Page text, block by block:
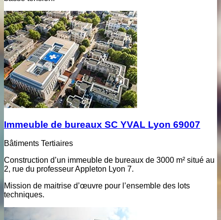
Immeuble de bureaux SC YVAL Lyon 69007
Bâtiments Tertiaires
Construction d’un immeuble de bureaux de 3000 m² situé au
2, rue du professeur Appleton Lyon 7.
Mission de maitrise d’œuvre pour l’ensemble des lots
techniques.